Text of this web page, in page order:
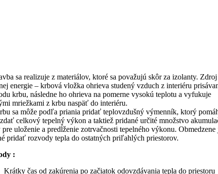
sa realizuje z materiálov, ktoré sa považujú skôr za izolanty. Zdroj
energie – krbová vložka ohrieva studený vzduch z interiéru
krbu, následne ho ohrieva na pomerne vysokú teplotu a vyfukuje
mriežkami z krbu naspäť do interiéru.
sa môže podľa priania pridať teplovzdušný výmenník, ktorý
celkový tepelný výkon a taktiež pridané určité množstvo
pre uloženie a predĺženie zotrvačnosti tepelného výkonu. Obmedzene
pridať rozvody tepla do ostatných priľahlých priestorov.
:
Krátky čas od zakúrenia po začiatok odovzdávania tepla do priestoru